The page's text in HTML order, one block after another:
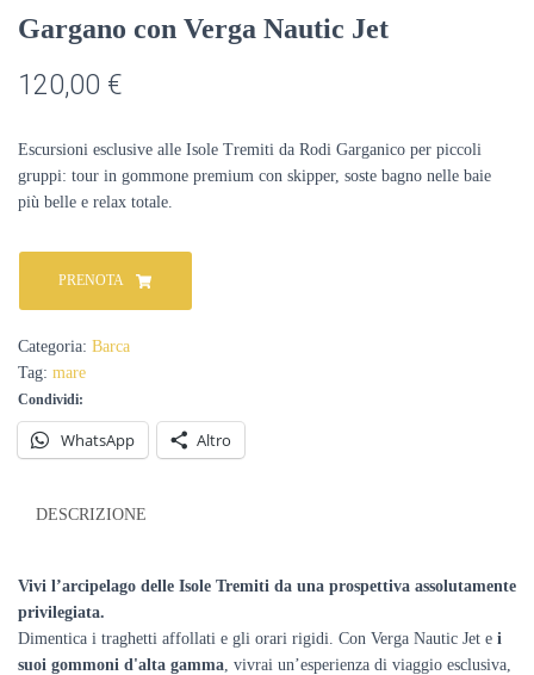
Gargano con Verga Nautic Jet
120,00 €
Escursioni esclusive alle Isole Tremiti da Rodi Garganico per piccoli
gruppi: tour in gommone premium con skipper, soste bagno nelle baie
più belle e relax totale.
PRENOTA
Categoria: Barca
Tag: mare
Condividi:
WhatsApp Altro
DESCRIZIONE
Vivi l’arcipelago delle Isole Tremiti da una prospettiva assolutamente
privilegiata.
Dimentica i traghetti affollati e gli orari rigidi. Con Verga Nautic Jet e i
suoi gommoni d'alta gamma, vivrai un’esperienza di viaggio esclusiva,